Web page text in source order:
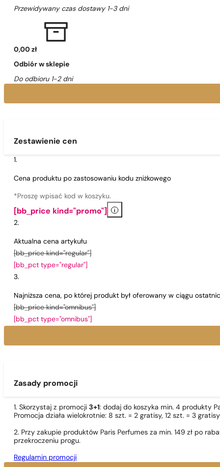
Przewidywany czas dostawy 1-3 dni
0,00 zł
Odbiór w sklepie
Do odbioru 1-2 dni
Zestawienie cen
Cena produktu po zastosowaniu kodu zniżkowego
*Proszę wpisać kod w koszyku.
[bb_price kind="promo"] i
Aktualna cena artykułu
[bb_price kind="regular"]
[bb_pct type="regular"]
Najniższa cena, po której produkt był oferowany w ciągu
[bb_price kind="omnibus"]
[bb_pct type="omnibus"]
Zasady promocji
1. Skorzystaj z promocji 3+1: dodaj do koszyka min. 4 produkty
Promocja działa wielokrotnie: 8 szt. = 2 gratisy, 12 szt. = 3
2. Przy zakupie produktów Paris Perfumes za min. 149 zł po
przekroczeniu progu.
Regulamin promocji